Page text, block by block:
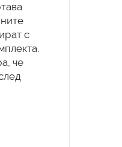
с
че